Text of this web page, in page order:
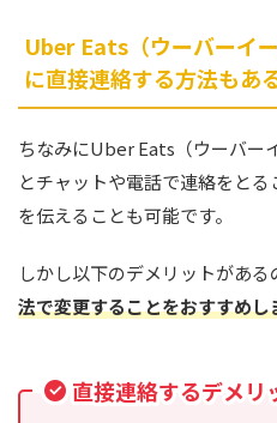
Uber Eats（ウーバーイ
に直接連絡する方法もあ
ちなみにUber Eats（ウーバー
とチャットや電話で連絡をと
を伝えることも可能です。
しかし以下のデメリットがある
法で変更することをおすすめし
直接連絡するデメリ